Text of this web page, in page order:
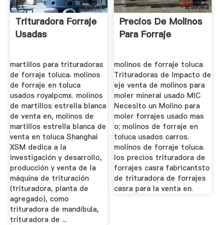
Trituradora Forraje
Usadas
martillos para trituradoras
de forraje toluca. molinos
de forraje en toluca
usados royalpcmx. molinos
de martillos estrella blanca
de venta en, molinos de
martillos estrella blanca de
venta en toluca Shanghai
XSM dedica a la
investigación y desarrollo,
producción y venta de la
máquina de trituración
(trituradora, planta de
agregado), como
trituradora de mandíbula,
trituradora de ...
Precios De Molinos
Para Forraje
molinos de forraje toluca
Trituradoras de Impacto de
eje venta de molinos para
moler mineral usado MIC
Necesito un Molino para
moler forrajes usado mas
o; molinos de forraje en
toluca usados carros.
molinos de forraje toluca.
los precios trituradora de
forrajes casra fabricantsto
de trituradora de forrajes
casra para la venta en.